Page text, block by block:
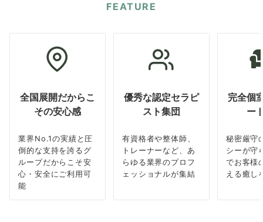
FEATURE
全国展開だからこ
その安心感
業界No.1の実績と圧
倒的な支持を誇るグ
ループだからこそ安
心・安全にご利用可
能
優秀な認定セラピ
スト集団
有資格者や整体師、
トレーナーなど、あ
らゆる業界のプロフ
ェッショナルが集結
完全個
ー
秘密厳守
シーが守
でお客様
える癒し